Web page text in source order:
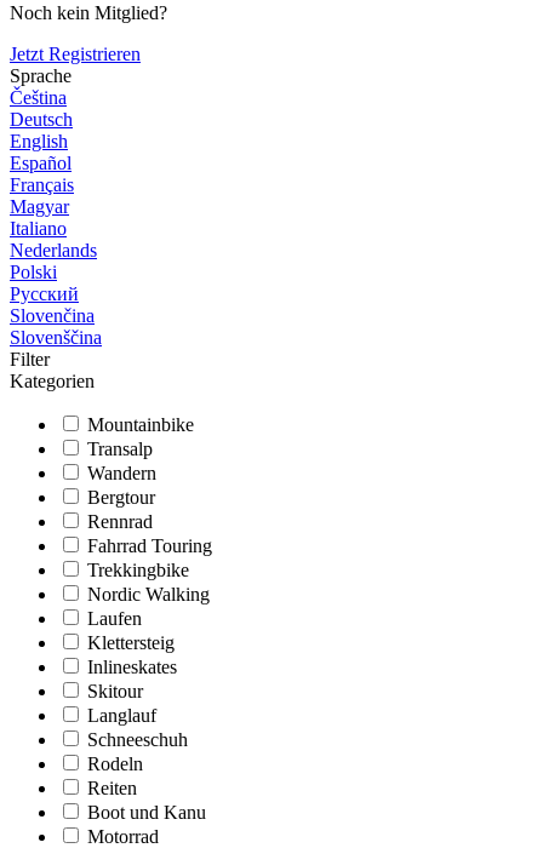
Noch kein Mitglied?
Jetzt Registrieren
Sprache
Čeština
Deutsch
English
Español
Français
Magyar
Italiano
Nederlands
Polski
Русский
Slovenčina
Slovenščina
Filter
Kategorien
Mountainbike
Transalp
Wandern
Bergtour
Rennrad
Fahrrad Touring
Trekkingbike
Nordic Walking
Laufen
Klettersteig
Inlineskates
Skitour
Langlauf
Schneeschuh
Rodeln
Reiten
Boot und Kanu
Motorrad